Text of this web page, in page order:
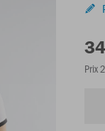
Prix